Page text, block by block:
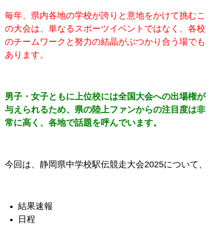
毎年、県内各地の学校が誇りと意地をかけて挑むこ
の大会は、単なるスポーツイベントではなく、各校
のチームワークと努力の結晶がぶつかり合う場でも
あります。
男子・女子ともに上位校には全国大会への出場権が
与えられるため、県の陸上ファンからの注目度は非
常に高く、各地で話題を呼んでいます。
今回は、静岡県中学校駅伝競走大会2025について、
結果速報
日程